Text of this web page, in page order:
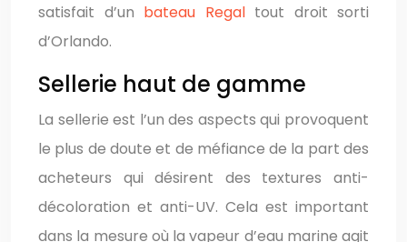
satisfait d’un bateau Regaltout droit sorti
d’Orlando.
Sellerie haut de gamme
La sellerie est l’un des aspects qui provoquent
le plus de doute et de méfiance de la part des
acheteurs qui désirent des textures anti-
décoloration et anti-UV. Cela est important
dans la mesure où la vapeur d’eau marine agit